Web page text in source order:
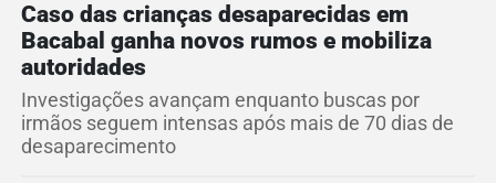
Caso das crianças desaparecidas em
Bacabal ganha novos rumos e mobiliza
autoridades
Investigações avançam enquanto buscas por
irmãos seguem intensas após mais de 70 dias de
desaparecimento